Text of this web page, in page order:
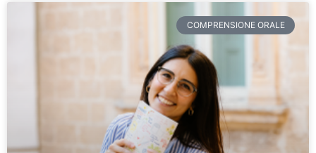
COMPRENSIONE ORALE